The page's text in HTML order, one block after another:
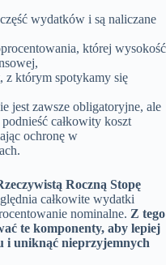
wydatków i są naliczane
której wysokość
z którym spotykamy się
jest zawsze obligatoryjne, ale
całkowity koszt
ochronę w
Roczną Stopę
całkowite wydatki
nominalne. Z tego
te komponenty, aby lepiej
i uniknąć nieprzyjemnych